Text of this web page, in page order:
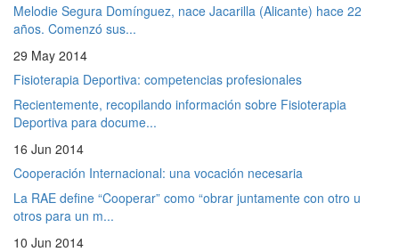
Melodie Segura Domínguez, nace Jacarilla (Alicante) hace 22
años. Comenzó sus...
29 May 2014
Fisioterapia Deportiva: competencias profesionales
Recientemente, recopilando información sobre Fisioterapia
Deportiva para docume...
16 Jun 2014
Cooperación Internacional: una vocación necesaria
La RAE define “Cooperar” como “obrar juntamente con otro u
otros para un m...
10 Jun 2014